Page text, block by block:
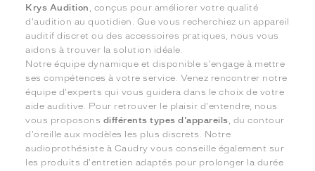
Krys Audition , conçus pour améliorer votre qualité
d'audition au quotidien. Que vous recherchiez un appareil
auditif discret ou des accessoires pratiques, nous vous
aidons à trouver la solution idéale.
Notre équipe dynamique et disponible s'engage à mettre
ses compétences à votre service. Venez rencontrer notre
équipe d'experts qui vous guidera dans le choix de votre
aide auditive. Pour retrouver le plaisir d'entendre, nous
vous proposons différents types d'appareils, du contour
d'oreille aux modèles les plus discrets. Notre
audioprothésiste à Caudry vous conseille également sur
les produits d'entretien adaptés pour prolonger la durée